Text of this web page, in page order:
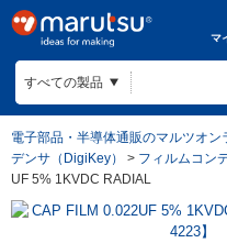
マ
電子部品・半導体通販のマルツオン
デンサ（DigiKey）
> フィルムコン
UF 5% 1KVDC RADIAL